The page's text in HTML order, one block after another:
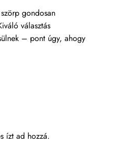
gondosan
választás
– pont úgy, ahogy
ízt ad hozzá.